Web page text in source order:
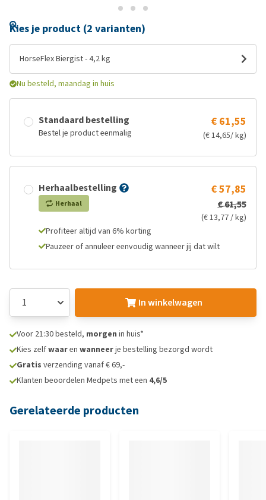
Kies je product (2 varianten)
HorseFlex Biergist - 4,2 kg
Nu besteld, maandag in huis
Standaard bestelling
Bestel je product eenmalig
€ 61,55
(€ 14,65/ kg)
Herhaalbestelling
Herhaal
€ 57,85
€ 61,55
(€ 13,77 / kg)
Profiteer altijd van 6% korting
Pauzeer of annuleer eenvoudig wanneer jij dat wilt
In winkelwagen
Voor 21:30 besteld, morgen in huis*
Kies zelfwaaren wanneerje bestelling bezorgd wordt
Gratis verzending vanaf € 69,-
Klanten beoordelen Medpets met een 4,6/5
Gerelateerde producten